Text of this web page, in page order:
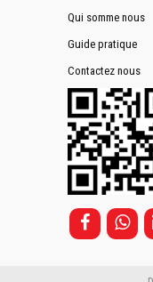
Qui somme nous
Guide pratique
Contactez nous